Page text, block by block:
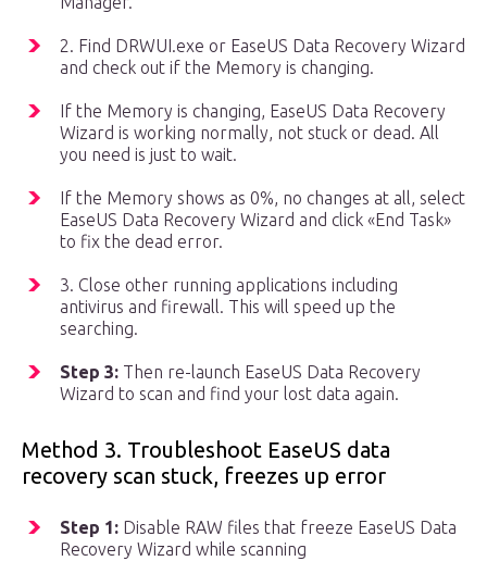
2. Find DRWUI.exe or EaseUS Data Recovery Wizard
and check out if the Memory is changing.
If the Memory is changing, EaseUS Data Recovery
Wizard is working normally, not stuck or dead. All
you need is just to wait.
If the Memory shows as 0%, no changes at all, select
EaseUS Data Recovery Wizard and click «End Task»
to fix the dead error.
3. Close other running applications including
antivirus and firewall. This will speed up the
searching.
Step 3: Then re-launch EaseUS Data Recovery
Wizard to scan and find your lost data again.
Method 3. Troubleshoot EaseUS data
recovery scan stuck, freezes up error
Step 1: Disable RAW files that freeze EaseUS Data
Recovery Wizard while scanning